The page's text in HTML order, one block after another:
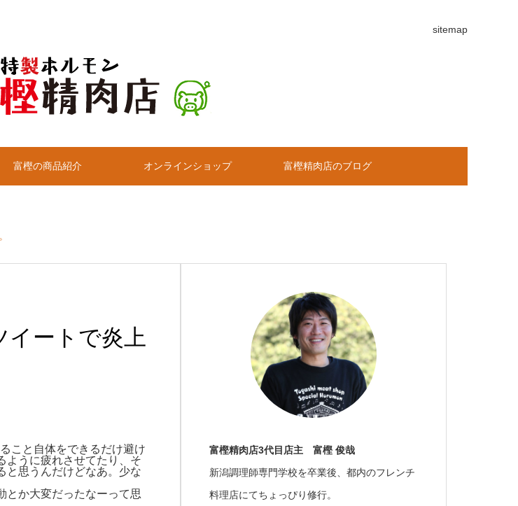
富樫の商品紹介 オンラインショップ 富樫精肉店のブログ
sitemap
ートで炎上
こと自体をできるだけ避け
ように疲れさせてたり、そ
と思うんだけどなあ。少な
とか大変だったなーって思
富樫精肉店3代目店主 富樫 俊哉
新潟調理師専門学校を卒業後、都内のフレンチ
料理店にてちょっぴり修行。